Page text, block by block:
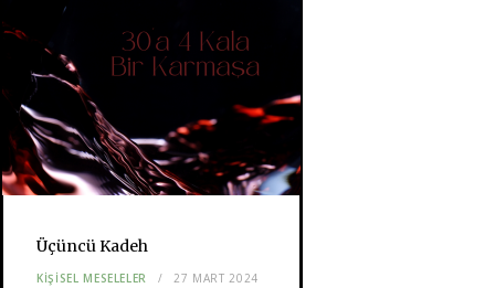
Üçüncü Kadeh
KIŞISEL MESELELER 27 MART 2024